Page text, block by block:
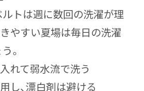
トは週に数回の洗濯が理
やすい夏場は毎日の洗濯
。
れて弱水流で洗う
し、漂白剤は避ける